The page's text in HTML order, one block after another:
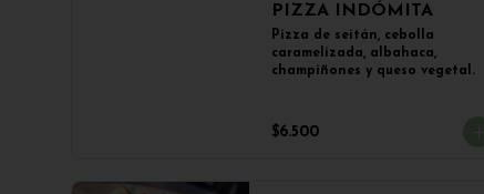
PIZZA INDÓMITA
Pizza de seitán, cebolla
caramelizada, albahaca,
champiñones y queso vegetal.
$6.500